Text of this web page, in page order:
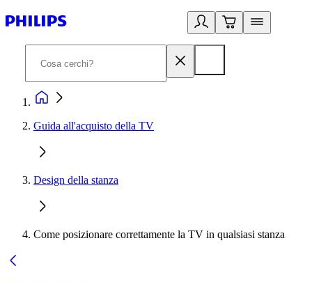
Guida all'acquisto della TV
Design della stanza
Come posizionare correttamente la TV in qualsiasi stanza